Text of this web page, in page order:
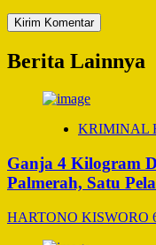
Berita Lainnya
KRIMINAL
Ganja 4 Kilogram
Palmerah, Satu
HARTONO KISWORO